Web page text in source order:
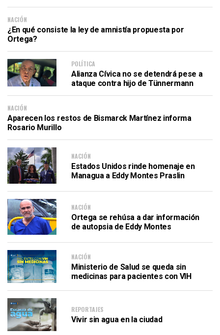
NACIÓN
¿En qué consiste la ley de amnistía propuesta por
Ortega?
POLÍTICA
Alianza Cívica no se detendrá pese a
ataque contra hijo de Tünnermann
NACIÓN
Aparecen los restos de Bismarck Martínez informa
Rosario Murillo
NACIÓN
Estados Unidos rinde homenaje en
Managua a Eddy Montes Praslin
NACIÓN
Ortega se rehúsa a dar información
de autopsia de Eddy Montes
NACIÓN
Ministerio de Salud se queda sin
medicinas para pacientes con VIH
REPORTAJES
Vivir sin agua en la ciudad